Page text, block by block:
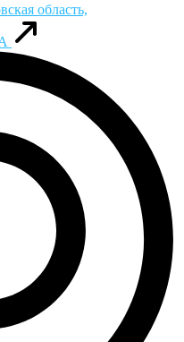
область,